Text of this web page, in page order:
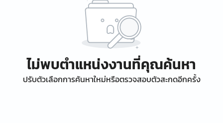
ไม่พบตำแหน่งงานที่คุณค้นหา
ปรับตัวเลือกการค้นหาใหม่หรือตรวจสอบตัวสะกดอีกครั้ง